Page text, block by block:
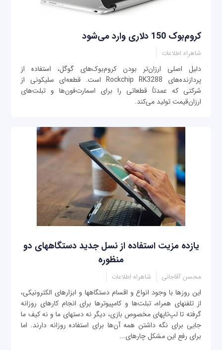
کروم‌بوک 150 دلاری وارد می‌شود
شاهراه اطلاعات
دلیل اصلی ارزان‌تر بودن کروم‌بوک‌های گوگل، استفاده از
پردازنده‌های Rockchip RK3288 است. قطعه‌ای سلیکونی از
شرکتی که عمدتاً قطعاتی را برای اسمارت‌فون‌ها و تبلت‌های
ارزان‌قیمت تولید می‌کند.
یازده مزیت استفاده از نسل جدید دستگاه‎های دو
منظوره
محسن آقاجانی شاهراه اطلاعات
این روزها با وجود انواع و اقسام دستگاه‎ها و ابزارهای الکترونیکی،
از تلفن‎های همراه، تبلت‌ها و کامپیوترها برای انجام کارهای روزانه
گرفته تا لپ‌تاپ‎های مخصوص بازی، دیگر نه دست‎های ما و نه کیف ما
جایی برای نگه داشتن همه آن‌ها برای استفاده روزانه دارند. اما
برای رفع این مشکل چاره‎ای...